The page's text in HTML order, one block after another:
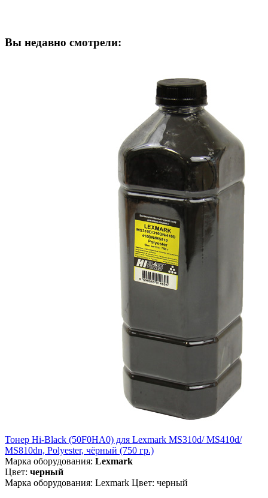
Вы недавно смотрели:
Тонер Hi-Black (50F0HA0) для Lexmark MS310d/ MS410d/
MS810dn, Polyester, чёрный (750 гр.)
Марка оборудования: Lexmark
Цвет: черный
Марка оборудования: Lexmark Цвет: черный